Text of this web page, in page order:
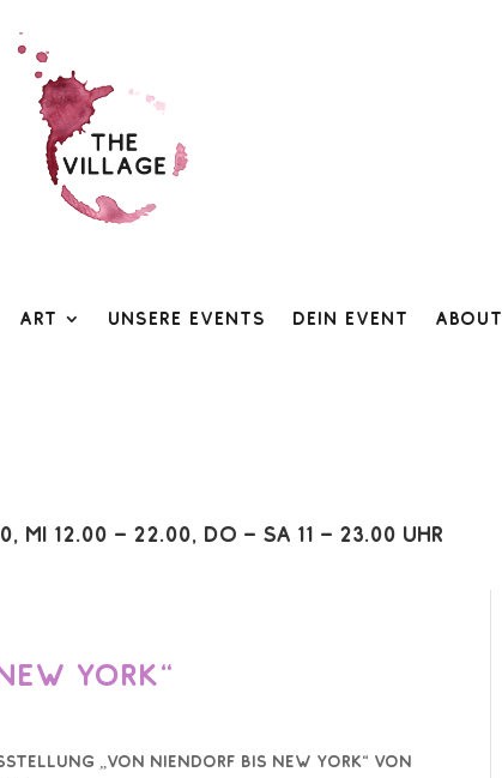
Art Unsere Events Dein Event About
Mi 12.00 – 22.00, Do – Sa 11 – 23.00 Uhr
York“
„Von Niendorf bis New York“ von